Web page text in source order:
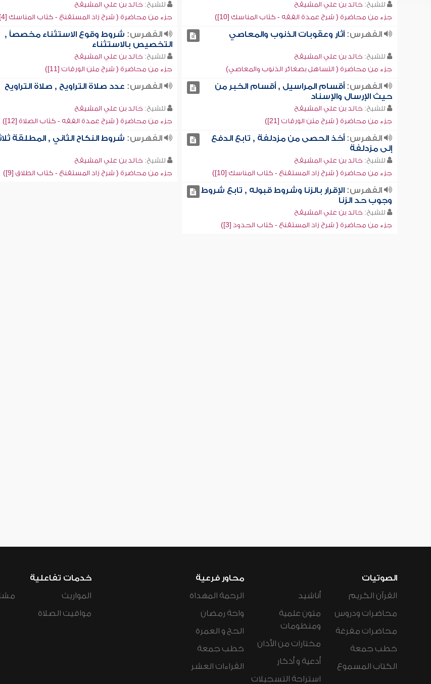
للشيخ: خالد بن علي المشيقح
جزء من محاضرة ( شرح عمدة الفقه - كتاب المناسك [10])
للشيخ: خالد بن علي المشيقح
جزء من محاضرة ( شرح زاد المستقنع - كتاب المناسك [4])
الفهرس:آثار وعقوبات الذنوب والمعاصي
للشيخ: خالد بن علي المشيقح
جزء من محاضرة ( التساهل بصغائر الذنوب والمعاصي)
الفهرس: شروط وقوع الاستثناء مخصصاً ,
التخصيص بالاستثناء
للشيخ: خالد بن علي المشيقح
جزء من محاضرة ( شرح متن الورقات [11])
الفهرس:أقسام المراسيل , أقسام الخبر من
حيث الإرسال والإسناد
للشيخ: خالد بن علي المشيقح
جزء من محاضرة ( شرح متن الورقات [21])
الفهرس: عدد صلاة التراويح , صلاة التراويح
للشيخ: خالد بن علي المشيقح
جزء من محاضرة ( شرح عمدة الفقه - كتاب الصلاة [12])
الفهرس:أخذ الحصى من مزدلفة , تابع الدفع
إلى مزدلفة
للشيخ: خالد بن علي المشيقح
جزء من محاضرة ( شرح زاد المستقنع - كتاب المناسك [10])
الفهرس: شروط النكاح الثاني , المطلقة
للشيخ: خالد بن علي المشيقح
جزء من محاضرة ( شرح زاد المستقنع - كتاب الطلاق [9])
الفهرس:الإقرار بالزنا وشروط قبوله , تابع شروط
وجوب حد الزنا
للشيخ: خالد بن علي المشيقح
جزء من محاضرة ( شرح زاد المستقنع - كتاب الحدود [3])
الصوتيات
القرآن الكريم
محاضرات ودروس
محاضرات مفرغة
خطب جمعة
الكتاب المسموع
أناشيد
متون علمية
ومنظومات
مختارات من الأذان
أدعية و أذكار
استراحة التسجيلات
محاور فرعية
الرحمة المهداة
واحة رمضان
الحج و العمرة
خطب جمعة
القراءات العشر
خدمات تفاعلية
المواريث
مواقيت الصلاة